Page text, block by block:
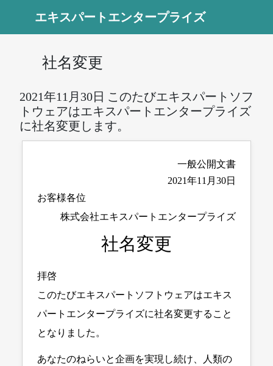
エキスパートエンタープライズ
社名変更
2021年11月30日 このたびエキスパートソフ
トウェアはエキスパートエンタープライズ
に社名変更します。
一般公開文書
2021年11月30日
お客様各位
株式会社エキスパートエンタープライズ
社名変更
拝啓
このたびエキスパートソフトウェアはエキス
パートエンタープライズに社名変更すること
となりました。
あなたのねらいと企画を実現し続け、人類の